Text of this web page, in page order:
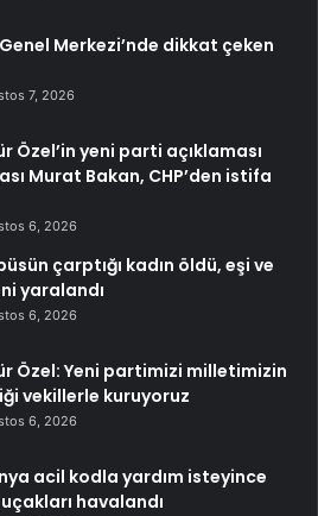
Genel Merkezi’nde dikkat çeken
7, 2026
Özel’in yeni parti açıklaması
Murat Bakan, CHP’den istifa
6, 2026
çarptığı kadın öldü, eşi ve
yaralandı
6, 2026
Özel: Yeni partimizi milletimizin
vekillerle kuruyoruz
6, 2026
acil kodla yardım isteyince
havalandı